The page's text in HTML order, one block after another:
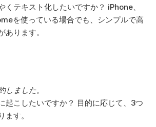
くテキスト化したいですか？ iPhone、
を使っている場合でも、シンプルで高
あります。
しました。
起こしたいですか？ 目的に応じて、3つ
ます。